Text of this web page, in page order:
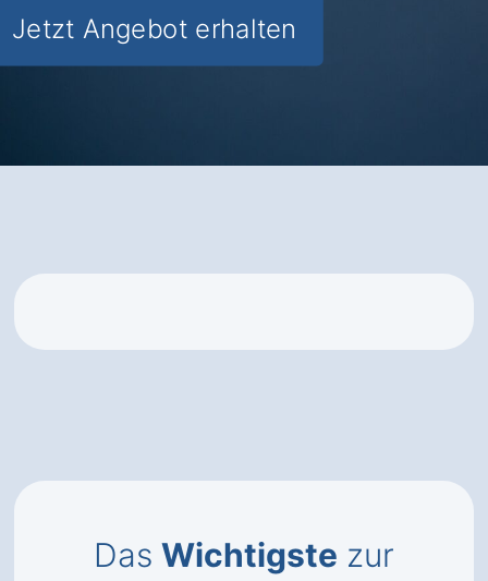
Jetzt Angebot erhalten
Das Wichtigste zur